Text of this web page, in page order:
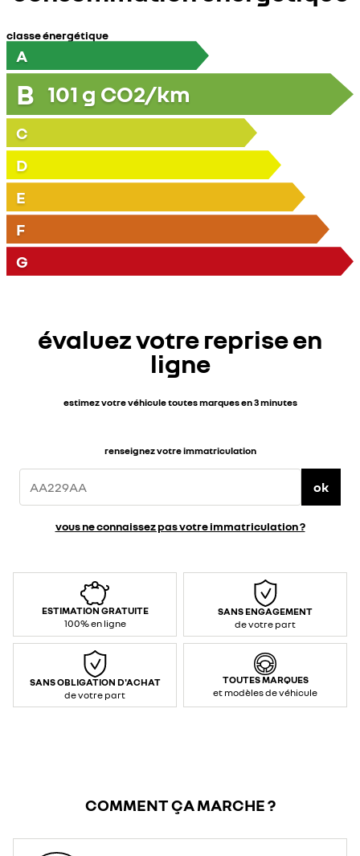
classe énergétique
A
B 101 g CO2/km
C
D
E
F
G
évaluez votre reprise en
ligne
estimez votre véhicule toutes marques en 3 minutes
renseignez votre immatriculation
ok
vous ne connaissez pas votre immatriculation ?
ESTIMATION GRATUITE
100% en ligne
SANS ENGAGEMENT
de votre part
SANS OBLIGATION D'ACHAT
de votre part
TOUTES MARQUES
et modèles de véhicule
COMMENT ÇA MARCHE ?